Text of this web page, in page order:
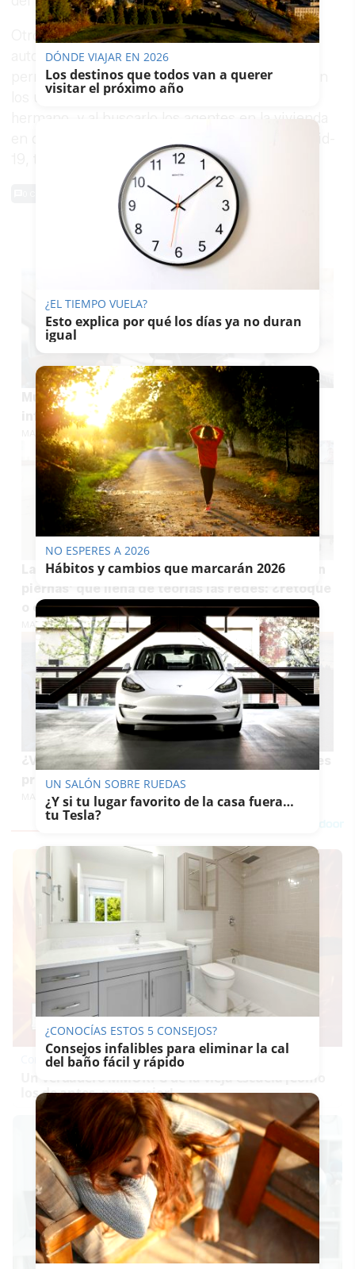
Otro hijo de la mujer fallecida daba aviso a las
autoridades tras extrañar a los
permaneciera encendida la luz de su vivienda en
los últimos días. Tampoco se sabía nada de su
hermano, y al buscarlo los agentes en la vivienda
19, también lo encontraron fallecido.
TE PUEDE INTERESAR
Multas de hasta 500 euros y seis puntos: las
infracciones más típicas del verano al volante
MARÍA CRISOL
La misteriosa foto oficial de Pedro Sánchez 'sin
piernas' que llena de teorías las redes: ¿retoque
o efecto óptico?
MARÍA CRISOL
¿Vas a grabar el eclipse con el móvil? Así puedes
preparar el móvil sin quemar la cámara
MARÍA CRISOL
Corepunk MMORPG
los de antes, pero mejor!
DÓNDE VIAJAR EN 2026
Los destinos que todos van a querer
visitar el próximo año
¿EL TIEMPO VUELA?
Esto explica por qué los días ya no duran
igual
NO ESPERES A 2026
Hábitos y cambios que marcarán 2026
UN SALÓN SOBRE RUEDAS
¿Y si tu lugar favorito de la casa fuera…
tu Tesla?
¿CONOCÍAS ESTOS 5 CONSEJOS?
Consejos infalibles para eliminar la cal
del baño fácil y rápido